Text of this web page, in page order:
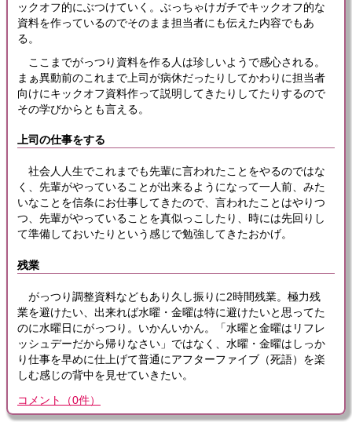
ックオフ的にぶつけていく。ぶっちゃけガチでキックオフ的な
資料を作っているのでそのまま担当者にも伝えた内容でもあ
る。
ここまでがっつり資料を作る人は珍しいようで感心される。
まぁ異動前のこれまで上司が病休だったりしてかわりに担当者
向けにキックオフ資料作って説明してきたりしてたりするので
その学びからとも言える。
上司の仕事をする
社会人人生でこれまでも先輩に言われたことをやるのではな
く、先輩がやっていることが出来るようになって一人前、みた
いなことを信条にお仕事してきたので、言われたことはやりつ
つ、先輩がやっていることを真似っこしたり、時には先回りし
て準備しておいたりという感じで勉強してきたおかげ。
残業
がっつり調整資料などもあり久し振りに2時間残業。極力残
業を避けたい、出来れば水曜・金曜は特に避けたいと思ってた
のに水曜日にがっつり。いかんいかん。「水曜と金曜はリフレ
ッシュデーだから帰りなさい」ではなく、水曜・金曜はしっか
り仕事を早めに仕上げて普通にアフターファイブ（死語）を楽
しむ感じの背中を見せていきたい。
コメント （0件）